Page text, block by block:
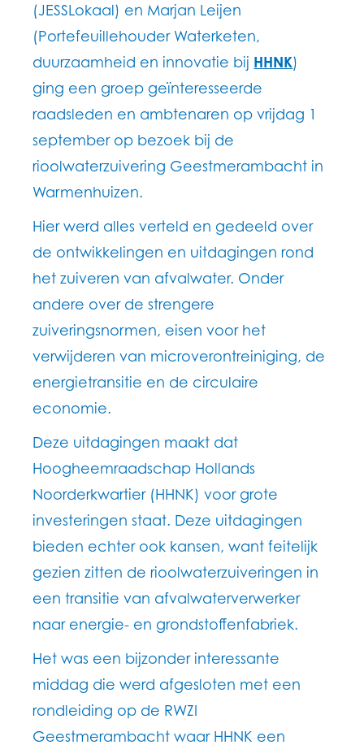
(JESSLokaal) en Marjan Leijen
(Portefeuillehouder Waterketen,
duurzaamheid en innovatie bij HHNK)
ging een groep geïnteresseerde
raadsleden en ambtenaren op vrijdag 1
september op bezoek bij de
rioolwaterzuivering Geestmerambacht in
Warmenhuizen.
Hier werd alles verteld en gedeeld over
de ontwikkelingen en uitdagingen rond
het zuiveren van afvalwater. Onder
andere over de strengere
zuiveringsnormen, eisen voor het
verwijderen van microverontreiniging, de
energietransitie en de circulaire
economie.
Deze uitdagingen maakt dat
Hoogheemraadschap Hollands
Noorderkwartier (HHNK) voor grote
investeringen staat. Deze uitdagingen
bieden echter ook kansen, want feitelijk
gezien zitten de rioolwaterzuiveringen in
een transitie van afvalwaterverwerker
naar energie- en grondstoffenfabriek.
Het was een bijzonder interessante
middag die werd afgesloten met een
rondleiding op de RWZI
Geestmerambacht waar HHNK een